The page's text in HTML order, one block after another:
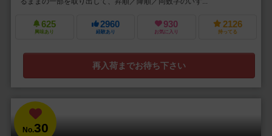
625
興味あり
2960
経験あり
930
お気に入り
2126
持ってる
再入荷までお待ち下さい
No.30